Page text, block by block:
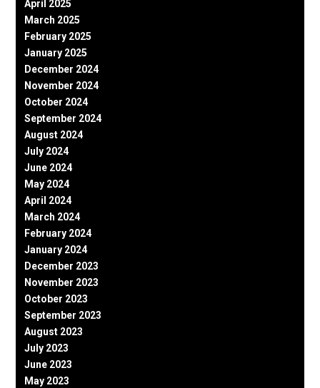
April 2025
March 2025
February 2025
January 2025
December 2024
November 2024
October 2024
September 2024
August 2024
July 2024
June 2024
May 2024
April 2024
March 2024
February 2024
January 2024
December 2023
November 2023
October 2023
September 2023
August 2023
July 2023
June 2023
May 2023